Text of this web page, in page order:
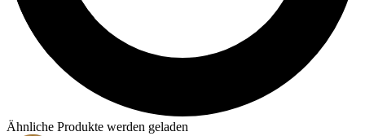
Ähnliche Produkte werden geladen